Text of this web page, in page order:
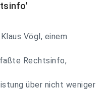
Vögl, einem
Rechtsinfo,
über nicht weniger